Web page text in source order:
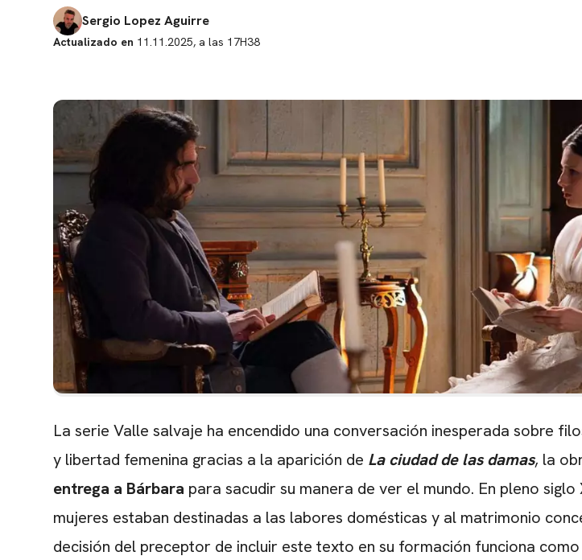
Sergio Lopez Aguirre
Actualizado en 11.11.2025, a las 17H38
La serie Valle salvaje ha encendido una conversación inesperada sobre
y libertad femenina gracias a la aparición de La ciudad de las damas, la
entrega a Bárbara para sacudir su manera de ver el mundo. En pleno siglo
mujeres estaban destinadas a las labores domésticas y al matrimonio
decisión del preceptor de incluir este texto en su formación funciona